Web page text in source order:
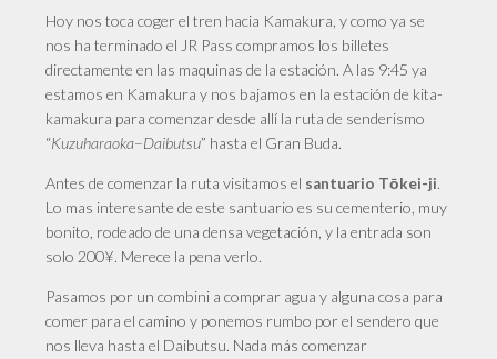
Hoy nos toca coger el tren hacia Kamakura, y como ya se
nos ha terminado el JR Pass compramos los billetes
directamente en las maquinas de la estación. A las 9:45 ya
estamos en Kamakura y nos bajamos en la estación de kita-
kamakura para comenzar desde allí la ruta de senderismo
“Kuzuharaoka–Daibutsu” hasta el Gran Buda.
Antes de comenzar la ruta visitamos el santuario Tōkei-ji.
Lo mas interesante de este santuario es su cementerio, muy
bonito, rodeado de una densa vegetación, y la entrada son
solo 200¥. Merece la pena verlo.
Pasamos por un combini a comprar agua y alguna cosa para
comer para el camino y ponemos rumbo por el sendero que
nos lleva hasta el Daibutsu. Nada más comenzar